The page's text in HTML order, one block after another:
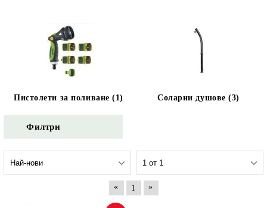
Пистолети за поливане (1) Соларни душове (3)
Филтри
« 1 »